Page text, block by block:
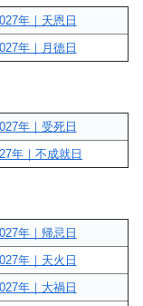
年｜天恩日
年｜月徳日
年｜受死日
年｜不成就日
年｜帰忌日
年｜天火日
年｜大禍日